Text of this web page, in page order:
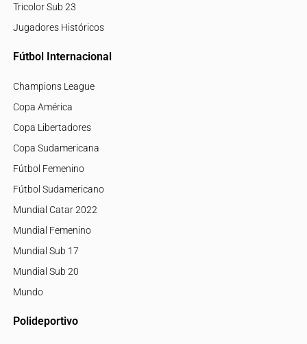
Tricolor Sub 23
Jugadores Históricos
Fútbol Internacional
Champions League
Copa América
Copa Libertadores
Copa Sudamericana
Fútbol Femenino
Fútbol Sudamericano
Mundial Catar 2022
Mundial Femenino
Mundial Sub 17
Mundial Sub 20
Mundo
Polideportivo